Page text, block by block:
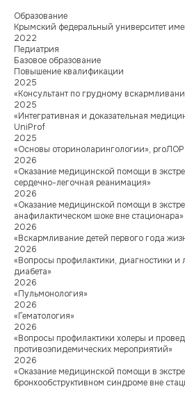
Образование
Крымский федеральный университет
2022
Педиатрия
Базовое образование
Повышение квалификации
2025
«Консультант по грудному
2025
«Интегративная и доказательная
UniProf
2025
«Основы оториноларингологии», proЛОР
2026
«Оказание медицинской помощи в
сердечно-легочная реанимация»
2026
«Оказание медицинской помощи в
анафилактическом шоке вне стационара»
2026
«Вскармливание детей первого года
2026
«Вопросы профилактики, диагностики и
диабета»
2026
«Пульмонология»
2026
«Гематология»
2026
«Вопросы профилактики холеры и
противоэпидемических мероприятий»
2026
«Оказание медицинской помощи в
бронхообструктивном синдроме вне
Меню
Многопрофильный медицинский центр
ООО «МЕДЭКСПЕРТ»
ИНН 9103083936/
КПП 910201001
Лицензия № Л041-01177-91/00664323;
от 17.07.2023;
Услуги
О центре